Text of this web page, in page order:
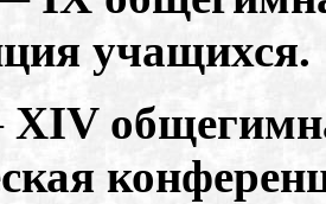
учащихся.
XIV